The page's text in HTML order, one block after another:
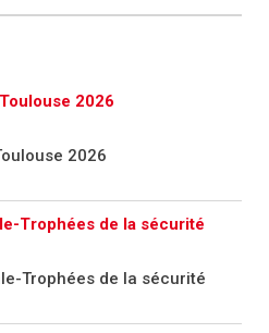
2026
2026
Trophées de la sécurité
Trophées de la sécurité